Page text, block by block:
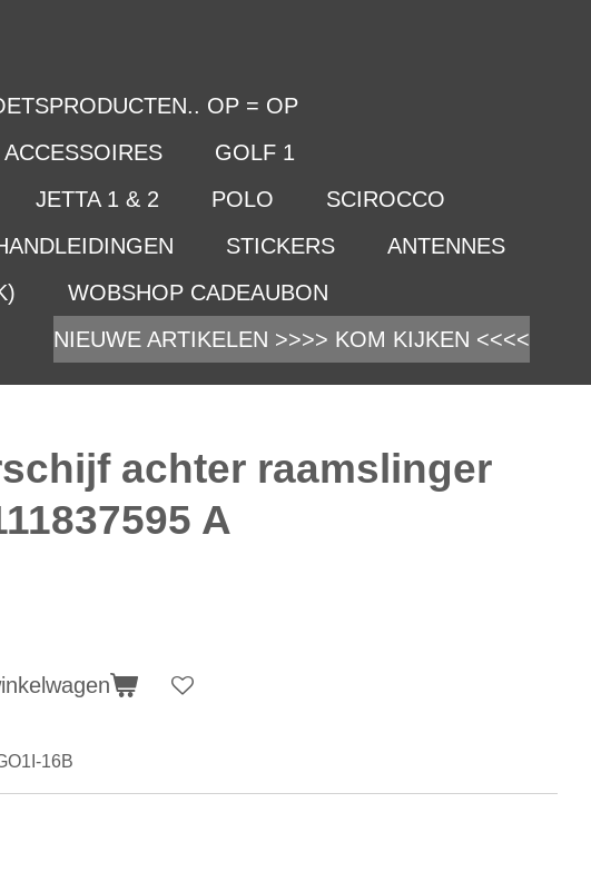
OP = OP
ACCESSOIRES
GOLF 1
JETTA 1 & 2 POLO
SCIROCCO
STICKERS
ANTENNES
WOBSHOP CADEAUBON
NIEUWE ARTIKELEN >>>> KOM KIJKEN <<<<
achter raamslinger
A
16B